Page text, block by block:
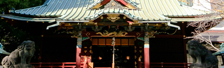
ご祈祷
結婚式
氏子会
祈祷お申込み
アクセス